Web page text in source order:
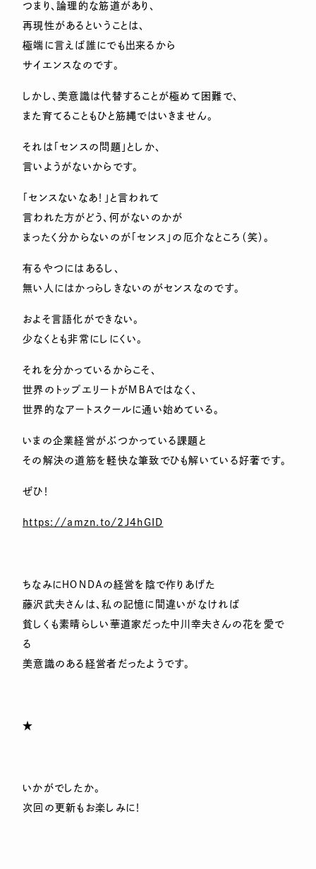
つまり、論理的な筋道があり、
再現性があるということは、
極端に言えば誰にでも出来るから
サイエンスなのです。
しかし、美意識は代替することが極めて困難で、
また育てることもひと筋縄ではいきません。
それは「センスの問題」としか、
言いようがないからです。
「センスないなあ！」と言われて
言われた方がどう、何がないのかが
まったく分からないのが「センス」の厄介なところ（笑）。
有るやつにはあるし、
無い人にはかっらしきないのがセンスなのです。
およそ言語化ができない。
少なくとも非常にしにくい。
それを分かっているからこそ、
世界のトップエリートがＭＢＡではなく、
世界的なアートスクールに通い始めている。
いまの企業経営がぶつかっている課題と
その解決の道筋を軽快な筆致でひも解いている好著です。
ぜひ！
https://amzn.to/2J4hGID
ちなみにＨＯＮＤＡの経営を陰で作りあげた
藤沢武夫さんは、私の記憶に間違いがなければ
貧しくも素晴らしい華道家だった中川幸夫さんの花を愛で
る
美意識のある経営者だったようです。
★
いかがでしたか。
次回の更新もお楽しみに！